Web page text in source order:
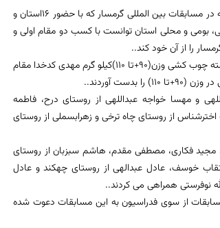
به گزارش روابط عمومی اداره کل ورزش و جوانان، در ادامه رقابت های انجام گرفته در مسابقات بین المللی گرمسار که با حضور 16استان و
روستایی، بومی و محلی استان توانست با کسب دو مقام اولی و
را از آن خود کند..
در رشته طناب کشی بخش بانوان، عنوان قهرمانی به خراسان جنوبی رسید و در رشته چوب کشی وزن(90+تا 110)کیلو گرم مهدی کدخدا مقام
آوردند.
.
و مهسا خواجه عبداللهی از روستای درح، فاطمه
از روستای چاه ترخی و زهرابسملی از روستای
مجید فکاری، مصطفی مقدم، هاشم سبزبان از روستای
خوسف، عادل عبدالهی از روستای چهکند و عادل
نوفرستی همراهی می کردند..
از سوی فدراسیون به این مسابقات دعوت شده